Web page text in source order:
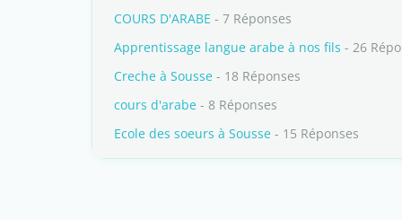
COURS D'ARABE - 7 Réponses
Apprentissage langue arabe à nos fils - 26
Creche à Sousse - 18 Réponses
cours d'arabe - 8 Réponses
Ecole des soeurs à Sousse - 15 Réponses